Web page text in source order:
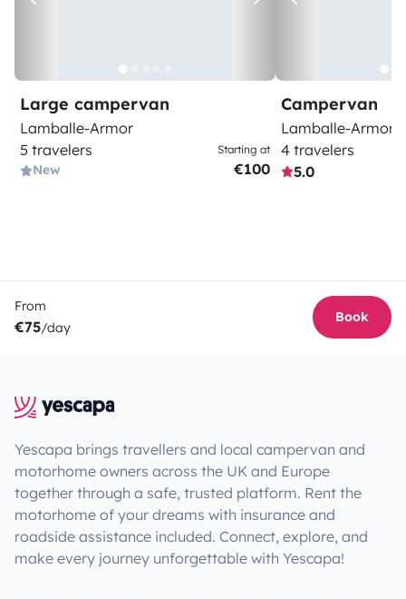
Large campervan
Lamballe-Armor
5 travelers
New
Starting at
€100
Campervan
Lamballe-Armor
4 travelers
5.0
From
€75/day
Book
Yescapa brings travellers and local campervan and
motorhome owners across the UK and Europe
together through a safe, trusted platform. Rent the
motorhome of your dreams with insurance and
roadside assistance included. Connect, explore, and
make every journey unforgettable with Yescapa!